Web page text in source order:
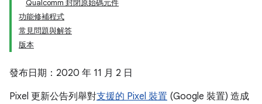
Qualcomm 封閉原始碼元件
功能修補程式
常見問題與解答
版本
發布日期：2020 年 11 月 2 日
Pixel 更新公告列舉對支援的 Pixel 裝置 (Google 裝置) 造成